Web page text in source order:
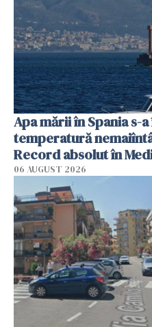
Apa mării în Spania s-
temperatură
Record absolut în
06 AUGUST 2026